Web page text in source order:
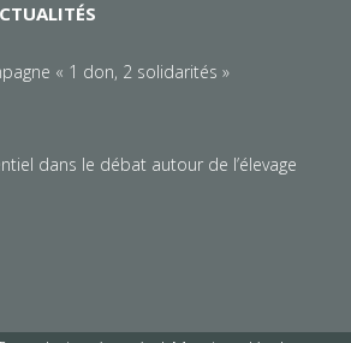
« 1 don, 2 solidarités »
dans le débat autour de l’élevage